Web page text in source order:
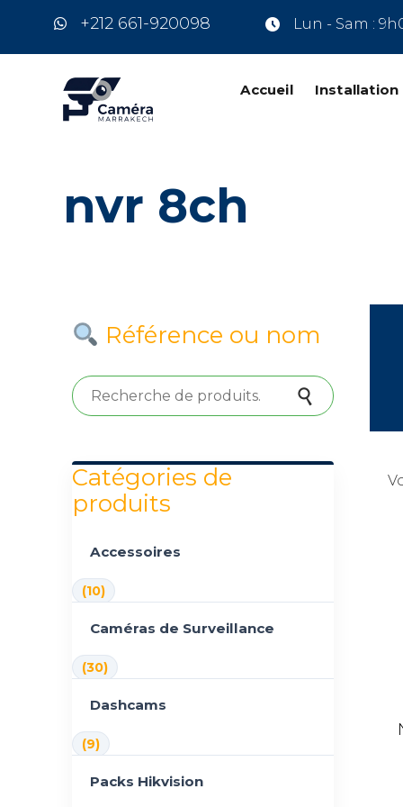
+212 661-920098 Lun - Sam :
Accueil Installation
nvr 8ch
Référence ou nom
Recherche pour :
Recherche
Catégories de
produits
Accessoires
(10)
Caméras de Surveillance
(30)
Dashcams
(9)
Packs Hikvision